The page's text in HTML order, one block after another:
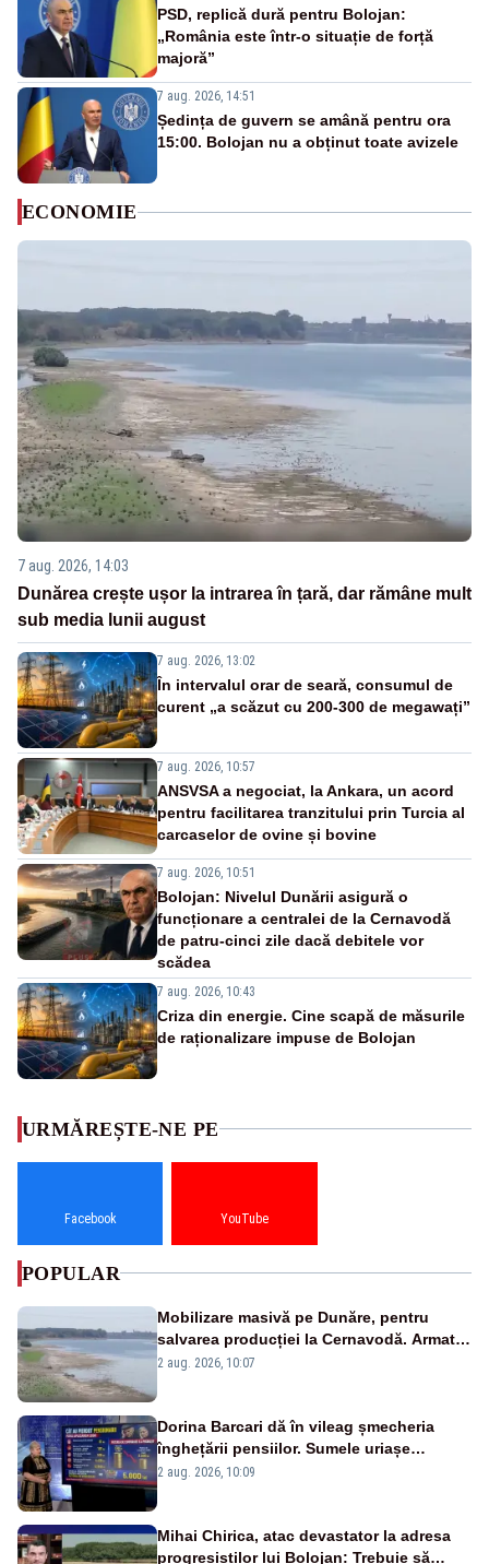
PSD, replică dură pentru Bolojan:
„România este într-o situație de forță
majoră”
7 aug. 2026, 14:51
Ședința de guvern se amână pentru ora
15:00. Bolojan nu a obținut toate avizele
ECONOMIE
7 aug. 2026, 14:03
Dunărea crește ușor la intrarea în țară, dar rămâne mult
sub media lunii august
7 aug. 2026, 13:02
În intervalul orar de seară, consumul de
curent „a scăzut cu 200-300 de megawați”
7 aug. 2026, 10:57
ANSVSA a negociat, la Ankara, un acord
pentru facilitarea tranzitului prin Turcia al
carcaselor de ovine și bovine
7 aug. 2026, 10:51
Bolojan: Nivelul Dunării asigură o
funcționare a centralei de la Cernavodă
de patru-cinci zile dacă debitele vor
scădea
7 aug. 2026, 10:43
Criza din energie. Cine scapă de măsurile
de raționalizare impuse de Bolojan
URMĂREȘTE-NE PE
Facebook YouTube
POPULAR
Mobilizare masivă pe Dunăre, pentru
salvarea producției la Cernavodă. Armata
va detona o stâncă și va devia apa
2 aug. 2026, 10:07
Dorina Barcari dă în vileag șmecheria
înghețării pensiilor. Sumele uriașe
pierdute de fiecare român
2 aug. 2026, 10:09
Mihai Chirica, atac devastator la adresa
progresiștilor lui Bolojan: Trebuie să